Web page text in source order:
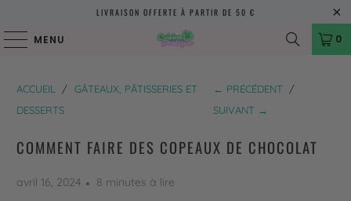
LIVRAISON OFFERTE À PARTIR DE 50 €
MENU 0
ACCUEIL / GÂTEAUX, PÂTISSERIES ET
DESSERTS
← PRÉCÉDENT
/
SUIVANT →
COMMENT FAIRE DES COPEAUX DE CHOCOLAT
avril 16, 2024 8 minutes à lire